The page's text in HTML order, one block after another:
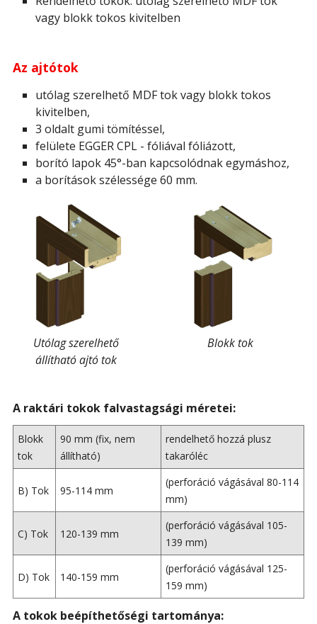
vagy blokk tokos kivitelben
Az ajtótok
utólag szerelhető MDF tok vagy blokk tokos
kivitelben,
3 oldalt gumi tömítéssel,
felülete EGGER CPL - fóliával fóliázott,
borító lapok 45°-ban kapcsolódnak egymáshoz,
a borítások szélessége 60 mm.
Utólag szerelhető
állítható ajtó tok
Blokk tok
A raktári tokok falvastagsági méretei:
Blokk
tok
90 mm (fix, nem
állítható)
rendelhető hozzá plusz
takaróléc
B) Tok 95-114 mm
(perforáció vágásával 80-114
mm)
C) Tok 120-139 mm
(perforáció vágásával 105-
139 mm)
D) Tok 140-159 mm
(perforáció vágásával 125-
159 mm)
A tokok beépíthetőségi tartománya: